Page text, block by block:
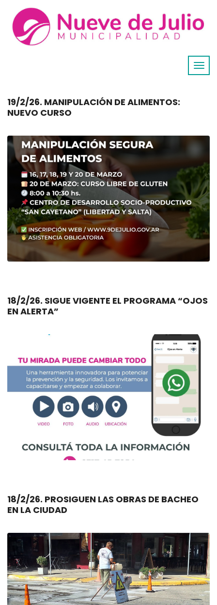
19/2/26. MANIPULACIÓN DE ALIMENTOS:
NUEVO CURSO
18/2/26. SIGUE VIGENTE EL PROGRAMA “OJOS
EN ALERTA”
18/2/26. PROSIGUEN LAS OBRAS DE BACHEO
EN LA CIUDAD